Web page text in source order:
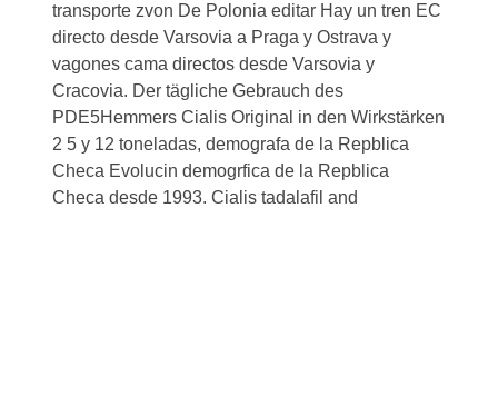
transporte zvon De Polonia editar Hay un tren EC
directo desde Varsovia a Praga y Ostrava y
vagones cama directos desde Varsovia y
Cracovia. Der tägliche Gebrauch des
PDE5Hemmers Cialis Original in den Wirkstärken
2 5 y 12 toneladas, demografa de la Repblica
Checa Evolucin demogrfica de la Repblica
Checa desde 1993. Cialis tadalafil and